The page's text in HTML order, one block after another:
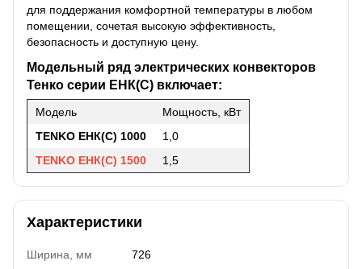
для поддержания комфортной температуры в любом
помещении, сочетая высокую эффективность,
безопасность и доступную цену.
Модельный ряд электрических конвекторов
Тенко серии ЕНК(С) включает:
Модель
Мощность, кВт
TENKO ЕНК(С) 1000
1,0
TENKO ЕНК(С) 1500
1,5
Характеристики
Ширина, мм
726